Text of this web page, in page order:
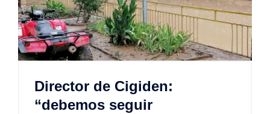
Director de Cigiden:
“debemos seguir